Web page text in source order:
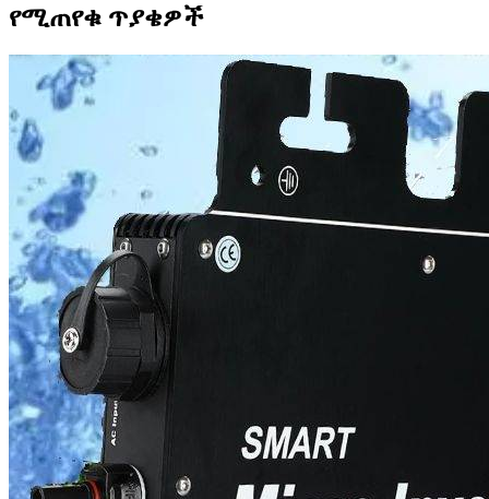
የሚጠየቁ ጥያቄዎች